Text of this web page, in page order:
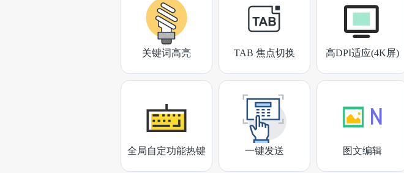
关键词高亮 TAB 焦点切换 高DPI适应(4K屏)
全局自定功能热键 一键发送 图文编辑